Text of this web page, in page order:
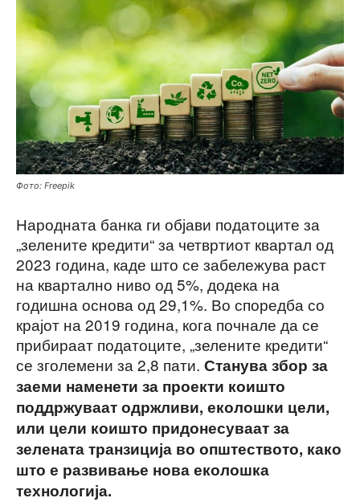
Фото: Freepik
Народната банка ги објави податоците за
„зелените кредити“ за четвртиот квартал од
2023 година, каде што се забележува раст
на квартално ниво од 5%, додека на
годишна основа од 29,1%. Во споредба со
крајот на 2019 година, кога почнале да се
прибираат податоците, „зелените кредити“
се зголемени за 2,8 пати. Станува збор за
заеми наменети за проекти коишто
поддржуваат одржливи, еколошки цели,
или цели коишто придонесуваат за
зелената транзиција во општеството, како
што е развивање нова еколошка
технологија.